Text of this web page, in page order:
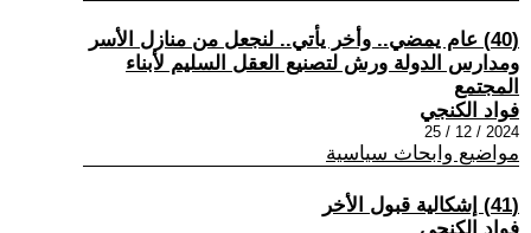
(40) عام يمضي.. وأخر يأتي.. لنجعل من منازل الأسر
ومدارس الدولة ورش لتصنيع العقل السليم لأبناء
المجتمع
فواد الكنجي
2024 / 12 / 25
مواضيع وابحاث سياسية
(41) إشكالية قبول الأخر